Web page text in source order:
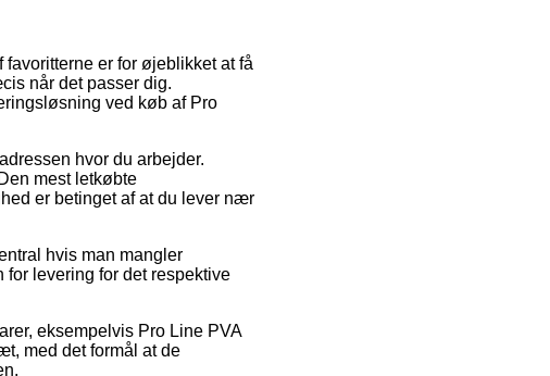
er for øjeblikket at få
når det passer dig.
ved køb af Pro
hvor du arbejder.
mest letkøbte
er betinget af at du lever nær
hvis man mangler
for levering for det respektive
eksempelvis Pro Line PVA
med det formål at de